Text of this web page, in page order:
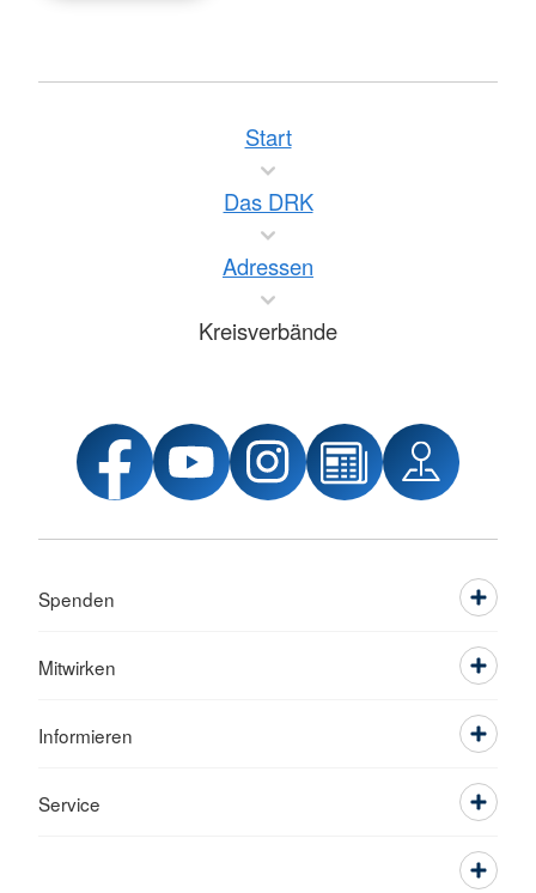
Start
Das DRK
Adressen
Kreisverbände
Spenden
Mitwirken
Informieren
Service